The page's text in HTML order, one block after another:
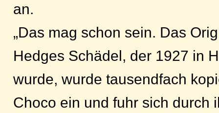
an.
„Das mag schon sein. Das
Hedges Schädel, der 1927 in
wurde, wurde tausendfach
Choco ein und fuhr sich durch